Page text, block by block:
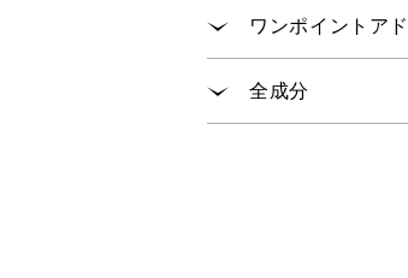
用。
ワンポイントア
全成分
ａ、塩化Ｍｇ、グ
ルグルタミン酸ジ